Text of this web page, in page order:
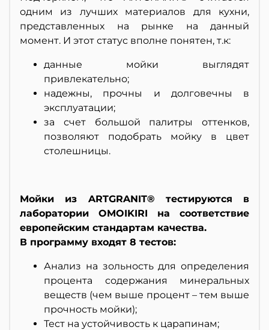
одним из лучших материалов для кухни,
представленных на рынке на данный
момент. И этот статус вполне понятен, т.к:
данные мойки выглядят
привлекательно;
надежны, прочны и долговечны в
эксплуатации;
за счет большой палитры оттенков,
позволяют подобрать мойку в цвет
столешницы.
Мойки из ARTGRANIT® тестируются в
лаборатории OMOIKIRI на соответствие
европейским стандартам качества.
В программу входят 8 тестов:
Анализ на зольность для определения
процента содержания минеральных
веществ (чем выше процент – тем выше
прочность мойки);
Тест на устойчивость к царапинам;